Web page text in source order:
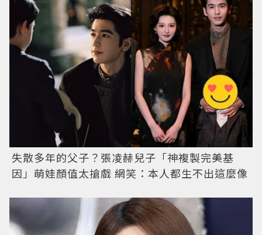
失散多年的父子？張凌赫兒子「神複製完美基
因」萌娃顏值太搶戲 網笑：本人都生不出這麼像